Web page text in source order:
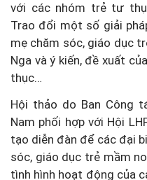
với các nhóm trẻ tư
Trao đổi một số giải
mẹ chăm sóc, giáo dục
Nga và ý kiến, đề xuất
thục…
Hội thảo do Ban Công
Nam phối hợp với Hội
tạo diễn đàn để các đại
sóc, giáo dục trẻ mầm
tình hình hoạt động của